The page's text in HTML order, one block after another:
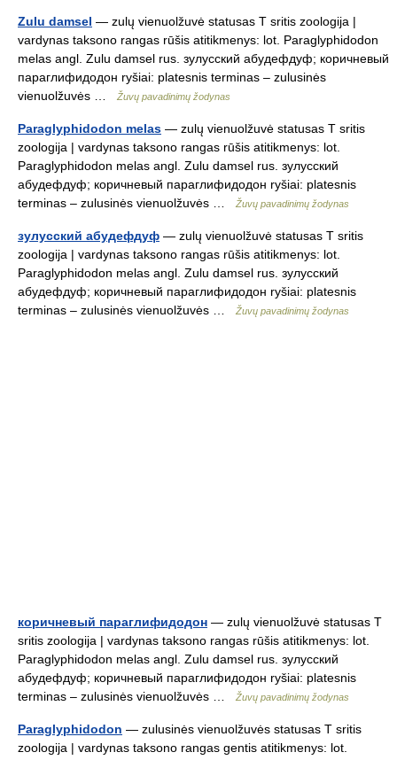
Zulu damsel — zulų vienuolžuvė statusas T sritis zoologija |
vardynas taksono rangas rūšis atitikmenys: lot. Paraglyphidodon
melas angl. Zulu damsel rus. зулусский абудефдуф; коричневый
параглифидодон ryšiai: platesnis terminas – zulusinės
vienuolžuvės …
Žuvų pavadinimų žodynas
Paraglyphidodon melas — zulų vienuolžuvė statusas T sritis
zoologija | vardynas taksono rangas rūšis atitikmenys: lot.
Paraglyphidodon melas angl. Zulu damsel rus. зулусский
абудефдуф; коричневый параглифидодон ryšiai: platesnis
terminas – zulusinės vienuolžuvės …
Žuvų pavadinimų žodynas
зулусский абудефдуф — zulų vienuolžuvė statusas T sritis
zoologija | vardynas taksono rangas rūšis atitikmenys: lot.
Paraglyphidodon melas angl. Zulu damsel rus. зулусский
абудефдуф; коричневый параглифидодон ryšiai: platesnis
terminas – zulusinės vienuolžuvės …
Žuvų pavadinimų žodynas
коричневый параглифидодон — zulų vienuolžuvė statusas T
sritis zoologija | vardynas taksono rangas rūšis atitikmenys: lot.
Paraglyphidodon melas angl. Zulu damsel rus. зулусский
абудефдуф; коричневый параглифидодон ryšiai: platesnis
terminas – zulusinės vienuolžuvės …
Žuvų pavadinimų žodynas
Paraglyphidodon — zulusinės vienuolžuvės statusas T sritis
zoologija | vardynas taksono rangas gentis atitikmenys: lot.